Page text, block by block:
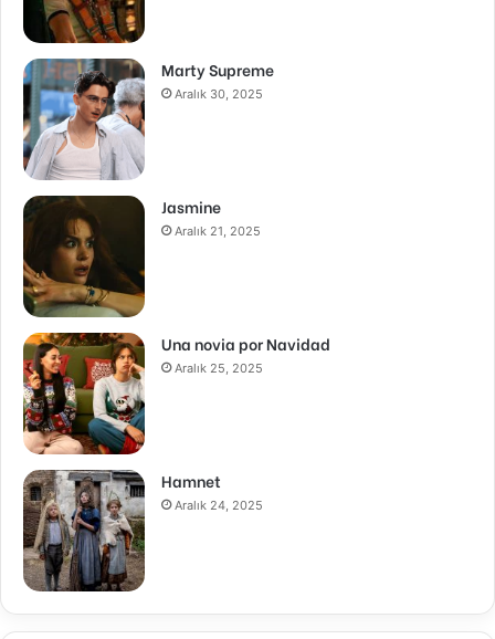
Marty Supreme
Aralık 30, 2025
Jasmine
Aralık 21, 2025
Una novia por Navidad
Aralık 25, 2025
Hamnet
Aralık 24, 2025